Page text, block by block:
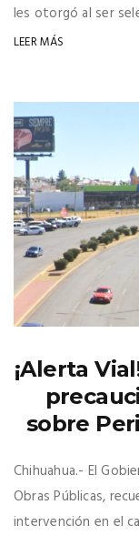
les otorgó al ser
LEER MÁS
¡Alerta
sobre
Chihuahua.- El
Obras Públicas,
intervención en el